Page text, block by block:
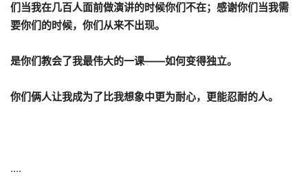
们当我在几百人面前做演讲的时候你们不在；感谢你们当我需
要你们的时候，你们从来不出现。
是你们教会了我最伟大的一课——如何变得独立。
你们俩人让我成为了比我想象中更为耐心，更能忍耐的人。
….